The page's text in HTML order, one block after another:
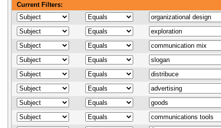
Current Filters: